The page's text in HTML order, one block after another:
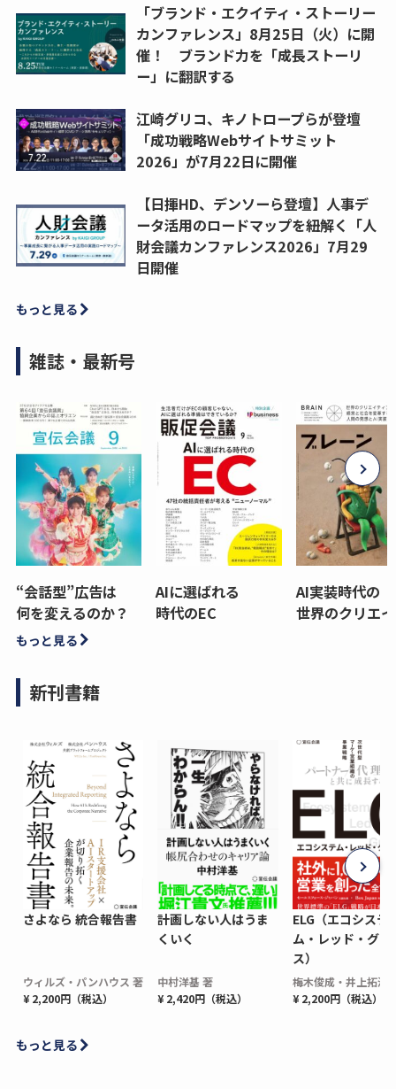
「ブランド・エクイティ・ストーリー
カンファレンス」8月25日（火）に開
催！ ブランド力を「成長ストーリ
ー」に翻訳する
江崎グリコ、キノトロープらが登壇
「成功戦略Webサイトサミット
2026」が7月22日に開催
【日揮HD、デンソーら登壇】人事デ
ータ活用のロードマップを紐解く「人
財会議カンファレンス2026」7月29
日開催
もっと見る
雑誌・最新号
“会話型”広告は
何を変えるのか？
AIに選ばれる
時代のEC
AI実装時代の
世界のクリエ
もっと見る
新刊書籍
さよなら 統合報告書
ウィルズ・パンハウス 著
¥ 2,200円（税込）
計画しない人はうま
くいく
中村洋基 著
¥ 2,420円（税込）
ELG（エコシステ
ム・レッド・グロ
ス）
梅木俊成・井上拓海
¥ 2,200円（税込）
もっと見る